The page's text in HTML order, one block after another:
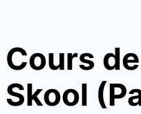
Cours
Skool